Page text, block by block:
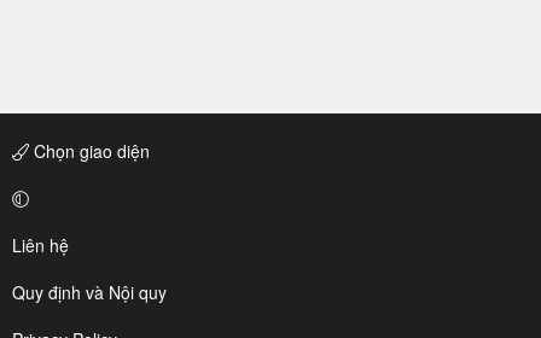
Chọn giao diện
Liên hệ
Quy định và Nội quy